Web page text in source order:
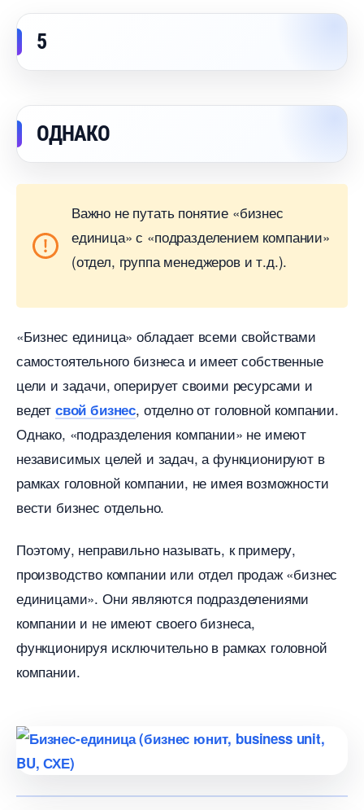
5
ОДНАКО
ажно не путать понятие «бизнес
единица» с «подразделением компании»
(отдел, группа менеджеров и т.д.).
«Бизнес единица» обладает всеми свойствами
самостоятельного бизнеса и имеет собственные
цели и задачи, оперирует своими ресурсами и
едет свой бизнес, отделно от головной компании.
Однако, «подразделения компании» не имеют
независимых целей и задач, а функционируют
рамках головной компании, не имея возможности
ести бизнес отдельно.
Поэтому, неправильно называть, к примеру,
производство компании или отдел продаж «бизнес
единицами». Они являются подразделениями
компании и не имеют своего бизнеса,
функционируя исключительно в рамках головной
компании.